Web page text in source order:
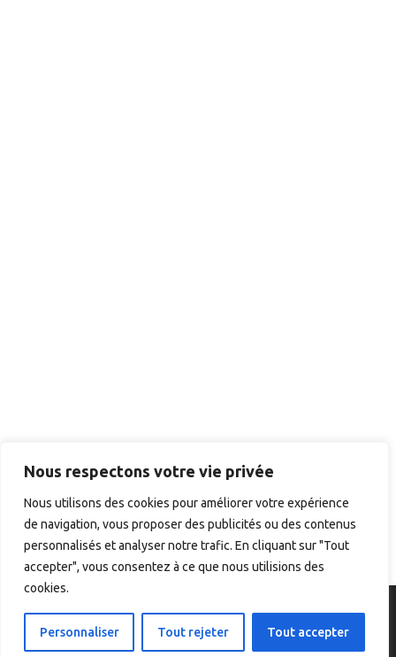
Nous respectons votre vie privée
Nous utilisons des cookies pour améliorer votre expérience
de navigation, vous proposer des publicités ou des contenus
personnalisés et analyser notre trafic. En cliquant sur "Tout
accepter", vous consentez à ce que nous utilisions des
cookies.
Personnaliser Tout rejeter Tout accepter
2023 Odysium -DIGITICS,tous droits réservés
/ CGU / Mentions légales